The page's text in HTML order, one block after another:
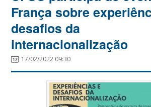
França sobre
desafios da
internacionalização
17/02/2022 09:30